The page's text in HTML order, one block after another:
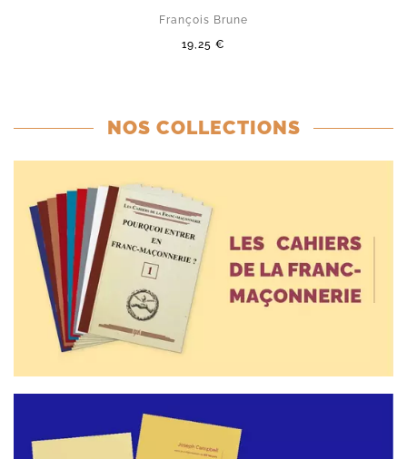
François Brune
19,25 €
NOS COLLECTIONS